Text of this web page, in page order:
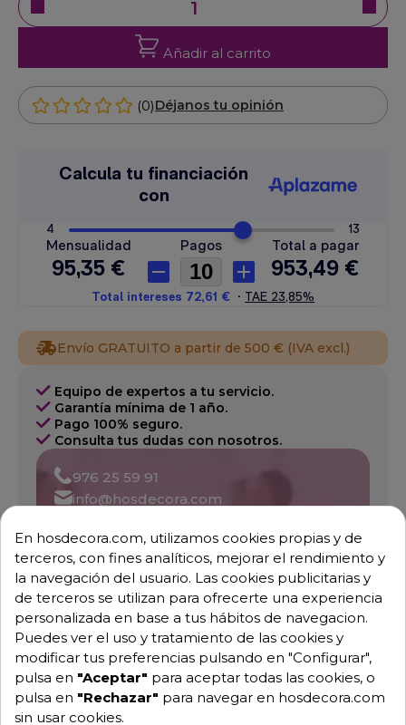
Añadir al carrito
(0)Déjanos tu opinión
Envío GRATUITO a partir de 500 € (IVA excl.)
Equipo de expertos a tu servicio.
Garantía mínima de 1 año.
Pago 100% seguro.
Consulta tus dudas con nosotros.
976 25 59 91
info@hosdecora.com
Pide tu presupuesto
En hosdecora.com, utilizamos cookies propias y de
terceros, con fines analíticos, mejorar el rendimiento y
la navegación del usuario. Las cookies publicitarias y
de terceros se utilizan para ofrecerte una experiencia
personalizada en base a tus hábitos de navegacion.
Puedes ver el uso y tratamiento de las cookies y
modificar tus preferencias pulsando en "Configurar",
pulsa en "Aceptar" para aceptar todas las cookies, o
pulsa en "Rechazar" para navegar en hosdecora.com
sin usar cookies.